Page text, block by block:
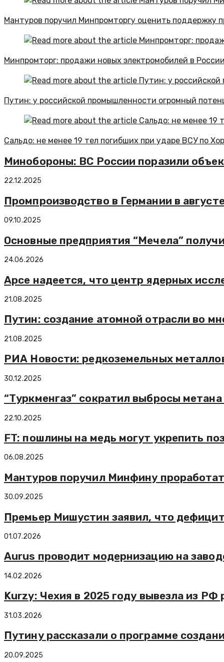
Мантуров поручил Минпромторгу оценить поддержку
Минпромторг: продажи новых электромобилей в
Путин: у российской промышленности огромный
Сальдо: не менее 19 тел погибших при ударе ВСУ по
Минобороны: ВС России поразили
22.12.2025
Промпроизводство в Германии в
09.10.2025
Основные предприятия “Мечела”
24.06.2026
Арсе надеется, что центр ядерных
21.08.2025
Путин: создание атомной отрасли во
21.08.2025
РИА Новости: редкоземельных
30.12.2025
“Туркменгаз” сократил выбросы
22.10.2025
FT: пошлины на медь могут укрепить
06.08.2025
Мантуров поручил Минфину
30.09.2025
Премьер Мишустин заявил, что
01.07.2026
Aurus проводит модернизацию на
14.02.2026
Kurzy: Чехия в 2025 году вывезла из
31.03.2026
Путину рассказали о программе
20.09.2025